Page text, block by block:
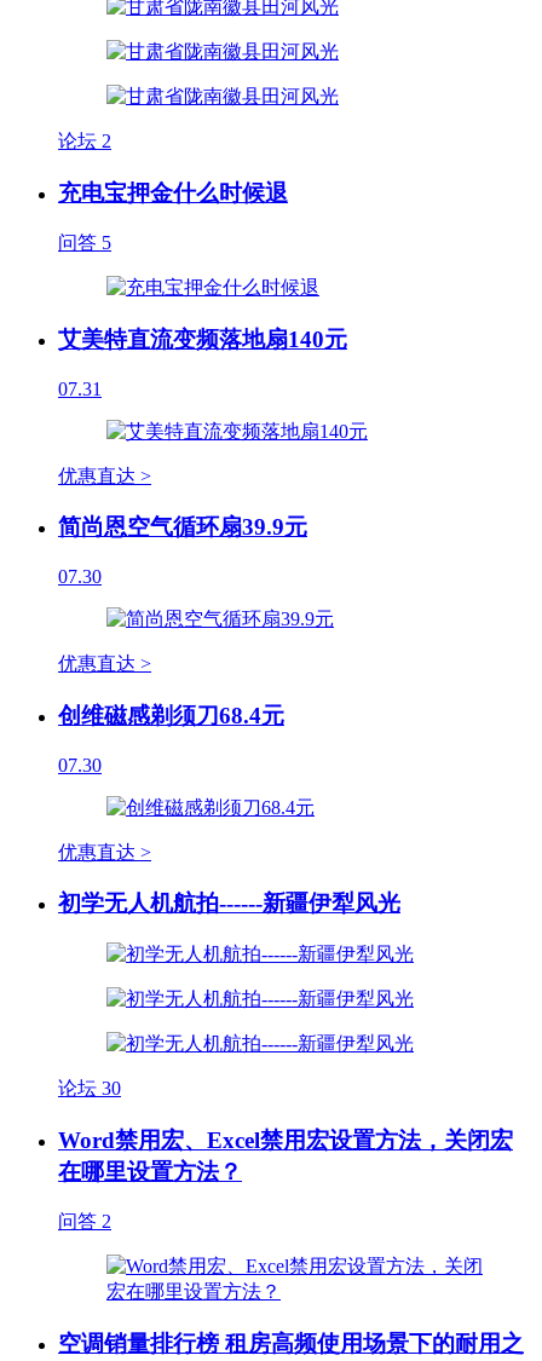
论坛 2
充电宝押金什么时候退
问答 5
艾美特直流变频落地扇140元
07.31
优惠直达 >
简尚恩空气循环扇39.9元
07.30
优惠直达 >
创维磁感剃须刀68.4元
07.30
优惠直达 >
初学无人机航拍------新疆伊犁风光
论坛 30
Word禁用宏、Excel禁用宏设置方法，关闭宏
在哪里设置方法？
问答 2
空调销量排行榜 租房高频使用场景下的耐用之